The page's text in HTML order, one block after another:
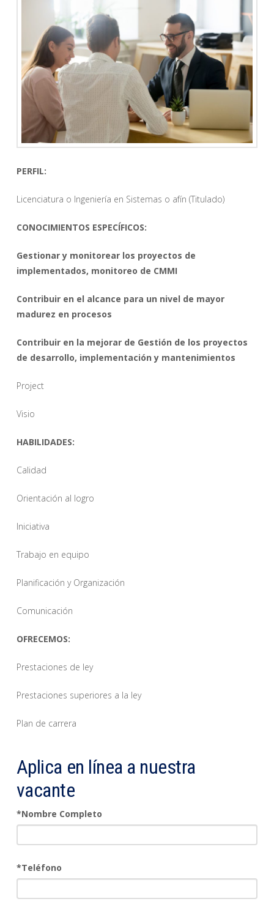
PERFIL:
Licenciatura o Ingeniería en Sistemas o afín (Titulado)
CONOCIMIENTOS ESPECÍFICOS:
Gestionar y monitorear los proyectos de
implementados, monitoreo de CMMI
Contribuir en el alcance para un nivel de mayor
madurez en procesos
Contribuir en la mejorar de Gestión de los proyectos
de desarrollo, implementación y mantenimientos
Project
Visio
HABILIDADES:
Calidad
Orientación al logro
Iniciativa
Trabajo en equipo
Planificación y Organización
Comunicación
OFRECEMOS:
Prestaciones de ley
Prestaciones superiores a la ley
Plan de carrera
Aplica en línea a nuestra
vacante
*Nombre Completo
*Teléfono